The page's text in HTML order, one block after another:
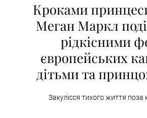
Кроками
Меган Маркл
рідкісними
європейських
дітьми та
Закулісся тихого життя